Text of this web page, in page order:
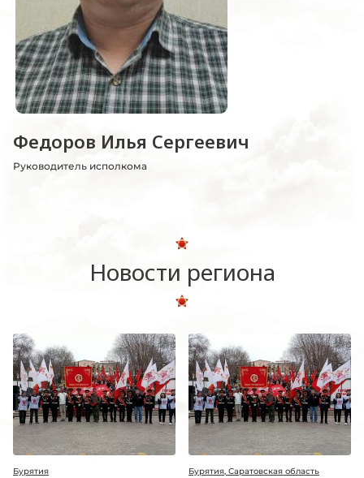
Федоров Илья Сергеевич
Руководитель исполкома
Новости региона
Бурятия Бурятия, Саратовская область